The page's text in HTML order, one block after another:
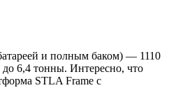
и полным баком) — 1110
до 6,4 тонны. Интересно, что
STLA Frame с